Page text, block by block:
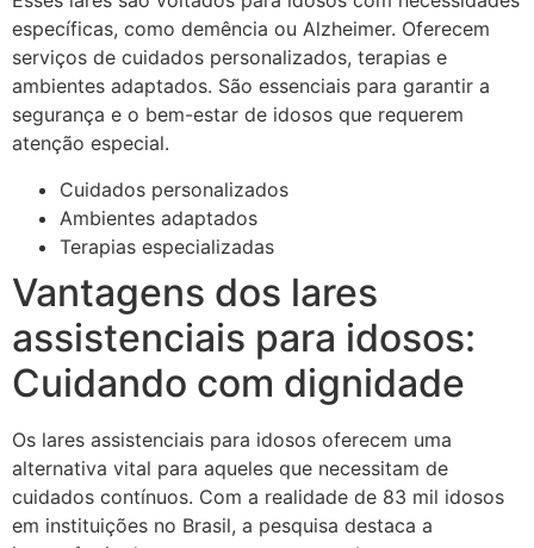
específicas, como demência ou Alzheimer. Oferecem
serviços de cuidados personalizados, terapias e
ambientes adaptados. São essenciais para garantir a
segurança e o bem-estar de idosos que requerem
atenção especial.
Cuidados personalizados
Ambientes adaptados
Terapias especializadas
Vantagens dos lares
assistenciais para idosos:
Cuidando com dignidade
Os lares assistenciais para idosos oferecem uma
alternativa vital para aqueles que necessitam de
cuidados contínuos. Com a realidade de 83 mil idosos
em instituições no Brasil, a pesquisa destaca a